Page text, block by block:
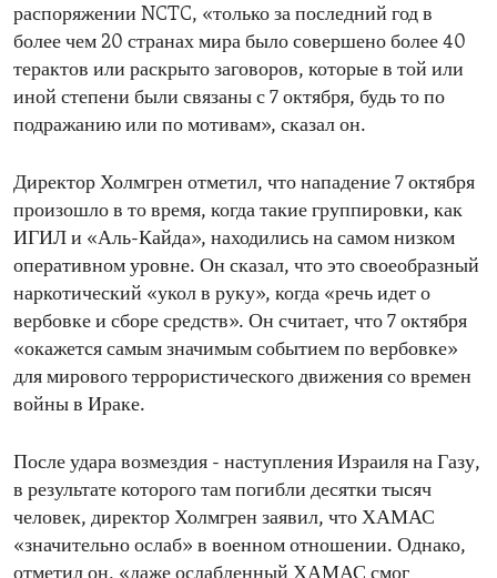
распоряжении NCTC, «только за последний год в
более чем 20 странах мира было совершено более 40
терактов или раскрыто заговоров, которые в той или
иной степени были связаны с 7 октября, будь то по
подражанию или по мотивам», сказал он.
Директор Холмгрен отметил, что нападение 7 октября
произошло в то время, когда такие группировки, как
ИГИЛ и «Аль-Кайда», находились на самом низком
оперативном уровне. Он сказал, что это своеобразный
наркотический «укол в руку», когда «речь идет о
вербовке и сборе средств». Он считает, что 7 октября
«окажется самым значимым событием по вербовке»
для мирового террористического движения со времен
войны в Ираке.
После удара возмездия - наступления Израиля на Газу,
в результате которого там погибли десятки тысяч
человек, директор Холмгрен заявил, что ХАМАС
«значительно ослаб» в военном отношении. Однако,